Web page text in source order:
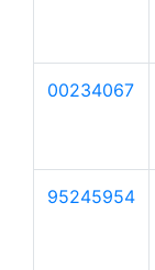
00234067
95245954